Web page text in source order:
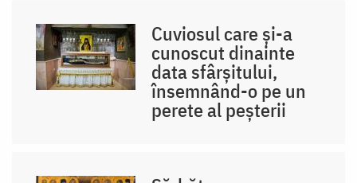
Cuviosul care și-a
cunoscut dinainte
data sfârșitului,
însemnând-o pe un
perete al peșterii